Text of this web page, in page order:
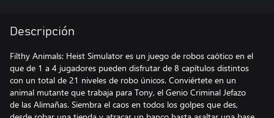
Descripción
Filthy Animals: Heist Simulator es un juego de robos caótico en el
que de 1 a 4 jugadores pueden disfrutar de 8 capítulos distintos
con un total de 21 niveles de robo únicos. Conviértete en un
animal mutante que trabaja para Tony, el Genio Criminal Jefazo
de las Alimañas. Siembra el caos en todos los golpes que des,